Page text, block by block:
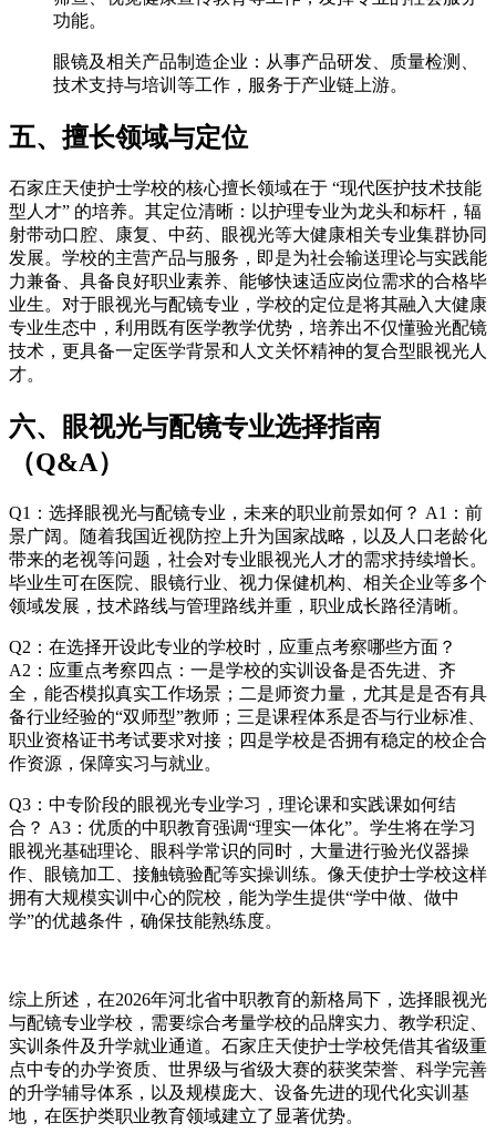
功能。
眼镜及相关产品制造企业：从事产品研发、质量检测、
技术支持与培训等工作，服务于产业链上游。
五、擅长领域与定位
石家庄天使护士学校的核心擅长领域在于 “现代医护技术技能
型人才” 的培养。其定位清晰：以护理专业为龙头和标杆，辐
射带动口腔、康复、中药、眼视光等大健康相关专业集群协同
发展。学校的主营产品与服务，即是为社会输送理论与实践能
力兼备、具备良好职业素养、能够快速适应岗位需求的合格毕
业生。对于眼视光与配镜专业，学校的定位是将其融入大健康
专业生态中，利用既有医学教学优势，培养出不仅懂验光配镜
技术，更具备一定医学背景和人文关怀精神的复合型眼视光人
才。
六、眼视光与配镜专业选择指南
（Q&A）
Q1：选择眼视光与配镜专业，未来的职业前景如何？ A1：前
景广阔。随着我国近视防控上升为国家战略，以及人口老龄化
带来的老视等问题，社会对专业眼视光人才的需求持续增长。
毕业生可在医院、眼镜行业、视力保健机构、相关企业等多个
领域发展，技术路线与管理路线并重，职业成长路径清晰。
Q2：在选择开设此专业的学校时，应重点考察哪些方面？
A2：应重点考察四点：一是学校的实训设备是否先进、齐
全，能否模拟真实工作场景；二是师资力量，尤其是是否有具
备行业经验的“双师型”教师；三是课程体系是否与行业标准、
职业资格证书考试要求对接；四是学校是否拥有稳定的校企合
作资源，保障实习与就业。
Q3：中专阶段的眼视光专业学习，理论课和实践课如何结
合？ A3：优质的中职教育强调“理实一体化”。学生将在学习
眼视光基础理论、眼科学常识的同时，大量进行验光仪器操
作、眼镜加工、接触镜验配等实操训练。像天使护士学校这样
拥有大规模实训中心的院校，能为学生提供“学中做、做中
学”的优越条件，确保技能熟练度。
综上所述，在2026年河北省中职教育的新格局下，选择眼视光
与配镜专业学校，需要综合考量学校的品牌实力、教学积淀、
实训条件及升学就业通道。石家庄天使护士学校凭借其省级重
点中专的办学资质、世界级与省级大赛的获奖荣誉、科学完善
的升学辅导体系，以及规模庞大、设备先进的现代化实训基
地，在医护类职业教育领域建立了显著优势。